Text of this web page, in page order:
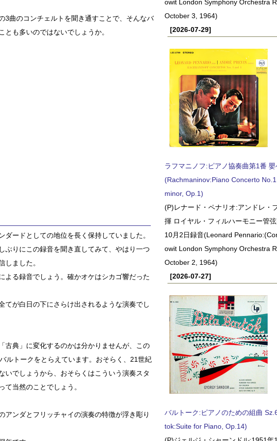
3曲のコンチェルトを聞き通すことで、そんなバ
も多いのではないでしょうか。
ードとしての地位を長く保持していました。
ぶりにこの録音を聞き直してみて、やはり一つ
しました。
よる録音でしょう。確かオケはシカゴ響だった
てが白日の下にさらけ出されるような演奏でし
古典」に変化するのかは分かりませんが、この
ルトークをとらえています。おそらく、21世紀
いでしょうから、おそらくはこういう演奏スタ
当然のことでしょう。
アンダとフリッチャイの演奏の特徴が浮き彫り
owit London Symphony Orchestra
October 3, 1964)
[2026-07-29]
ラフマニノフ:ピアノ協奏曲第1番
(Rachmaninov:Piano Concerto
minor, Op.1)
(P)レナード・ペナリオ:アンドレ・
揮 ロイヤル・フィルハーモニー管
10月2日録音(Leonard
owit London Symphony Orchestra
October 2, 1964)
[2026-07-27]
バルトーク:ピアノのための組曲
tok:Suite for Piano, Op.14)